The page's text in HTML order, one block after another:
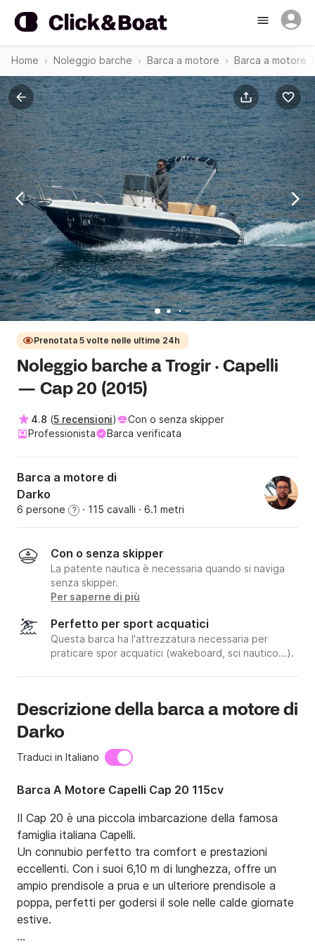
Home Noleggio barche Barca a motore Barca a motore
Prenotata 5 volte nelle ultime 24h
Noleggio barche a Trogir · Capelli
— Cap 20 (2015)
4.8 (5 recensioni)
Con o senza skipper
Professionista
Barca verificata
Barca a motore di
Darko
6 persone ? · 115 cavalli · 6.1 metri
Con o senza skipper
La patente nautica è necessaria quando si naviga
senza skipper.
Per saperne di più
Perfetto per sport acquatici
Questa barca ha l'attrezzatura necessaria per
praticare spor acquatici (wakeboard, sci nautico...).
Descrizione della barca a motore di
Darko
Traduci in Italiano
Barca A Motore Capelli Cap 20 115cv
Il Cap 20 è una piccola imbarcazione della famosa
famiglia italiana Capelli.
Un connubio perfetto tra comfort e prestazioni
eccellenti. Con i suoi 6,10 m di lunghezza, offre un
ampio prendisole a prua e un ulteriore prendisole a
poppa, perfetti per godersi il sole nelle calde giornate
estive.